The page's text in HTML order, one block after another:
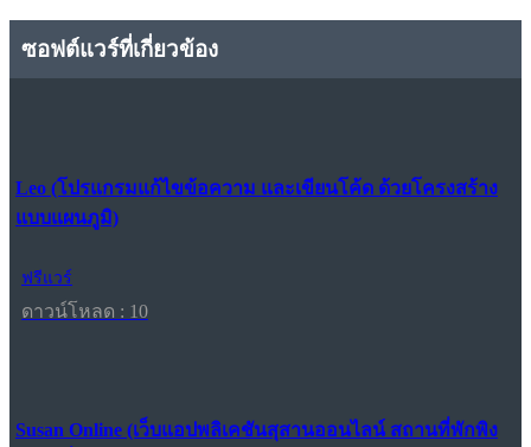
ซอฟต์แวร์ที่เกี่ยวข้อง
Leo (โปรแกรมแก้ไขข้อความ และเขียนโค้ด ด้วยโครงสร้าง
แบบแผนภูมิ)
ฟรีแวร์
ดาวน์โหลด : 10
Susan Online (เว็บแอปพลิเคชันสุสานออนไลน์ สถานที่พักพิง